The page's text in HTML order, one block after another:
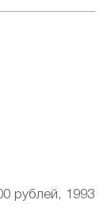
рублей, 1993